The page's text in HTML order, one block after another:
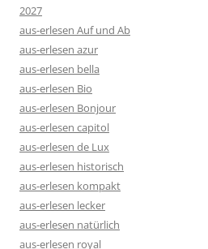
2027
aus-erlesen Auf und Ab
aus-erlesen azur
aus-erlesen bella
aus-erlesen Bio
aus-erlesen Bonjour
aus-erlesen capitol
aus-erlesen de Lux
aus-erlesen historisch
aus-erlesen kompakt
aus-erlesen lecker
aus-erlesen natürlich
aus-erlesen royal